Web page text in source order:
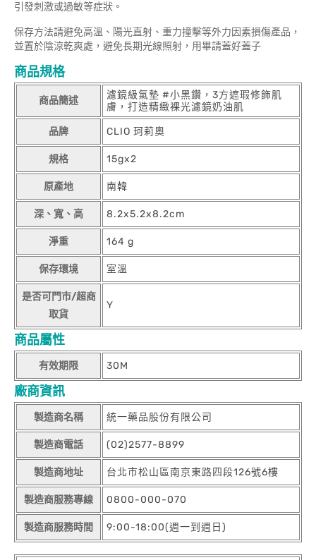
引發刺激或過敏等症狀。
保存方法請避免高溫、陽光直射、重力撞擊等外力因素損傷產品，
並置於陰涼乾爽處，避免長期光線照射，用畢請蓋好蓋子
商品規格
商品簡述
濾鏡級氣墊 #小黑鑽，3方遮瑕修飾肌
膚，打造精緻裸光濾鏡奶油肌
品牌 CLIO 珂莉奧
規格 15gx2
原產地 南韓
深、寬、高 8.2x5.2x8.2cm
淨重 164 g
保存環境 室溫
是否可門市/超商
取貨
Y
商品屬性
有效期限 30M
廠商資訊
製造商名稱 統一藥品股份有限公司
製造商電話 (02)2577-8899
製造商地址 台北市松山區南京東路四段126號6樓
製造商服務專線 0800-000-070
製造商服務時間 9:00-18:00(週一到週日)